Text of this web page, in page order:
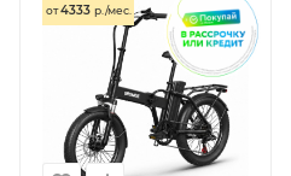
от4333 р./мес.